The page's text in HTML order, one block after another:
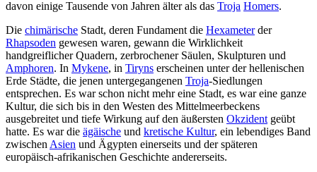
davon einige Tausende von Jahren älter als das Troja Homers.
Die chimärische Stadt, deren Fundament die Hexameterder
Rhapsoden gewesen waren, gewann die Wirklichkeit
handgreiflicher Quadern, zerbrochener Säulen, Skulpturen und
Amphoren. In Mykene, in Tiryns erscheinen unter der hellenischen
Erde Städte, die jenen untergegangenen Troja-Siedlungen
entsprechen. Es war schon nicht mehr eine Stadt, es war eine ganze
Kultur, die sich bis in den Westen des Mittelmeerbeckens
ausgebreitet und tiefe Wirkung auf den äußersten Okzident geübt
hatte. Es war die ägäische und kretische Kultur, ein lebendiges Band
zwischen Asien und Ägypten einerseits und der späteren
europäisch-afrikanischen Geschichte andererseits.